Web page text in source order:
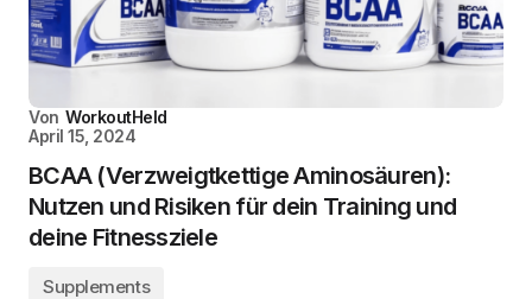
Von WorkoutHeld
April 15, 2024
BCAA (Verzweigtkettige Aminosäuren):
Nutzen und Risiken für dein Training und
deine Fitnessziele
Supplements